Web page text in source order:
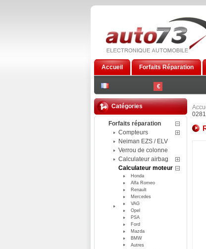
€
Accueil Forfaits Réparation
Catégories
Forfaits réparation
Compteurs
Neiman EZS / ELV
Verrou de colonne
Calculateur airbag
Calculateur moteur
Honda
Alfa Romeo
Renault
Mercedes
VAG
Opel
PSA
Ford
Mazda
BMW
Autres